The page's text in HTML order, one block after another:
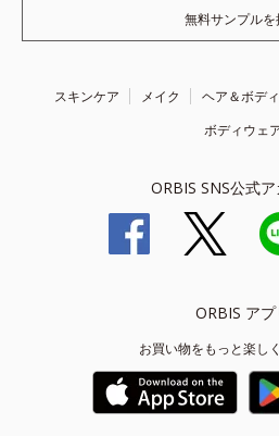
無料サンプルを
スキンケア メイク ヘア＆ボディ
ボディウェ
ORBIS SNS公式
ORBIS アプ
お買い物をもっと楽し